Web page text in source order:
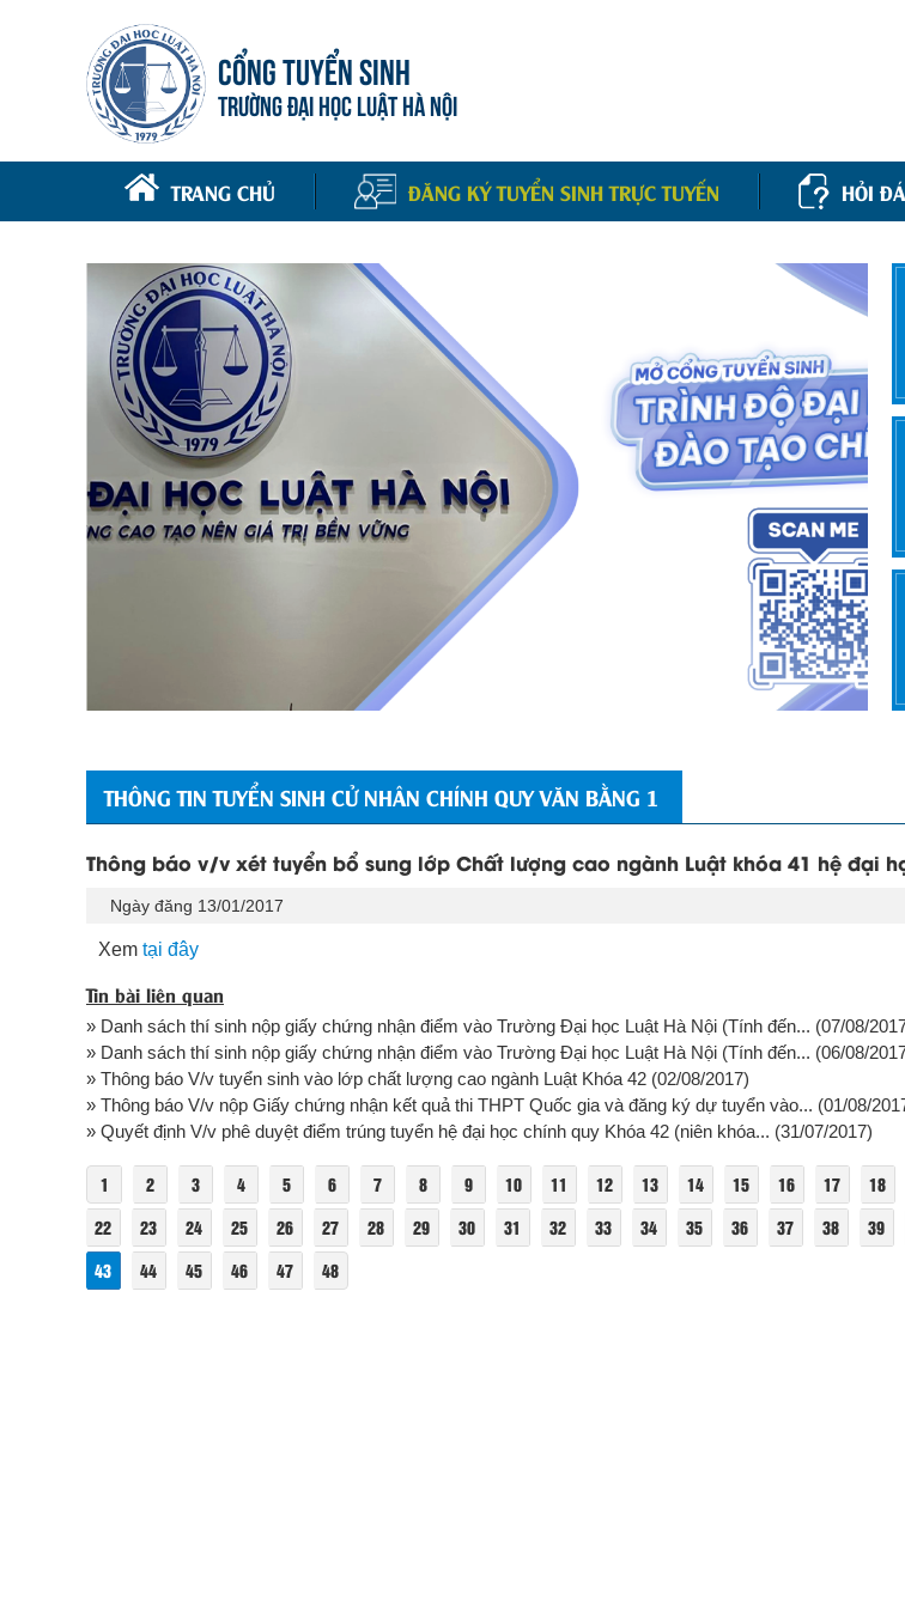
CỔNG TUYỂN SINH
TRƯỜNG ĐẠI HỌC LUẬT HÀ NỘI
TRANG CHỦ ĐĂNG KÝ TUYỂN SINH TRỰC TUYẾN HỎI
THÔNG TIN TUYỂN SINH CỬ NHÂN CHÍNH QUY VĂN BẰNG 1
Thông báo v/v xét tuyển bổ sung lớp Chất lượng cao ngành Luật khóa 41 hệ đại
Ngày đăng 13/01/2017
Xem tại đây
Tin bài liên quan
» Danh sách thí sinh nộp giấy chứng nhận điểm vào Trường Đại học Luật Hà Nội (Tính đến... (07/08/
» Danh sách thí sinh nộp giấy chứng nhận điểm vào Trường Đại học Luật Hà Nội (Tính đến... (06/08/
» Thông báo V/v tuyển sinh vào lớp chất lượng cao ngành Luật Khóa 42 (02/08/2017)
» Thông báo V/v nộp Giấy chứng nhận kết quả thi THPT Quốc gia và đăng ký dự tuyển vào... (01/08/
» Quyết định V/v phê duyệt điểm trúng tuyển hệ đại học chính quy Khóa 42 (niên khóa... (31/07/2017)
1 2 3 4 5 6 7 8 9 10 11 12 13 14 15 16 17 18
22
23 24 25 26 27 28 29 30 31 32 33 34 35 36 37 38 39
43
44 45 46 47 48